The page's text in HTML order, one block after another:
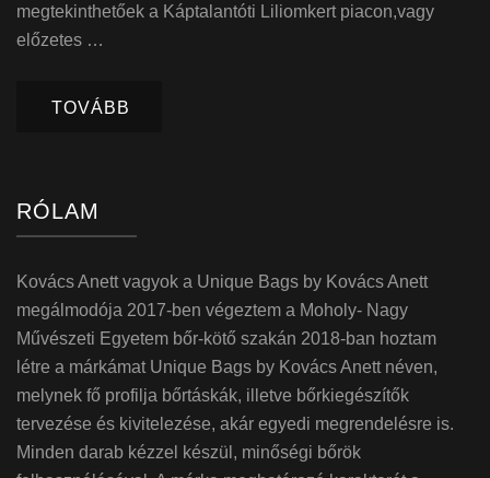
megtekinthetőek a Káptalantóti Liliomkert piacon,vagy
előzetes …
TOVÁBB
RÓLAM
Kovács Anett vagyok a Unique Bags by Kovács Anett
megálmodója 2017-ben végeztem a Moholy- Nagy
Művészeti Egyetem bőr-kötő szakán 2018-ban hoztam
létre a márkámat Unique Bags by Kovács Anett néven,
melynek fő profilja bőrtáskák, illetve bőrkiegészítők
tervezése és kivitelezése, akár egyedi megrendelésre is.
Minden darab kézzel készül, minőségi bőrök